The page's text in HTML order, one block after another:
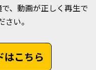
、動画が正しく再生で
い。
はこちら